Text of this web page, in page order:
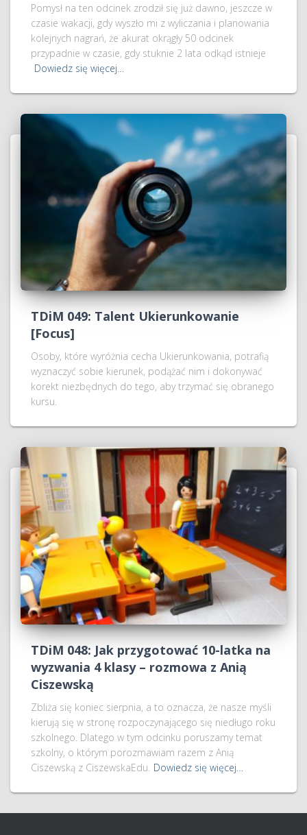
Pomysł na ten odcinek zrodził się już dawno, jeszcze w
czasie wakacji, gdy wyszło mi z wyliczania i planowania
kolejnych nagrań, że akurat okrągły 50 odcinek
przypadnie w czasie, gdy stuknie 2 lata odkąd istnieje
Dowiedz się więcej…
TDiM 049: Talent Ukierunkowanie
[Focus]
Osoby, które wyróżnia cecha Ukierunkowania, potrafią
wyznaczyć sobie kierunek, podążać nim i dokonywać
korekt niezbędnych do tego, aby trzymać się obranego
kursu.
TDiM 048: Jak przygotować 10-latka na
wyzwania 4 klasy – rozmowa z Anią
Ciszewską
Zbliża się koniec sierpnia, a to oznacza, że nasze myśli
kierują się w stronę rozpoczynającego się niedługo roku
szkolnego. Dlatego w tym odcinku poruszamy temat
szkolny, o którym porozmawiam razem z Anią
Ciszewską z CiszewskaEdu. Dowiedz się więcej…